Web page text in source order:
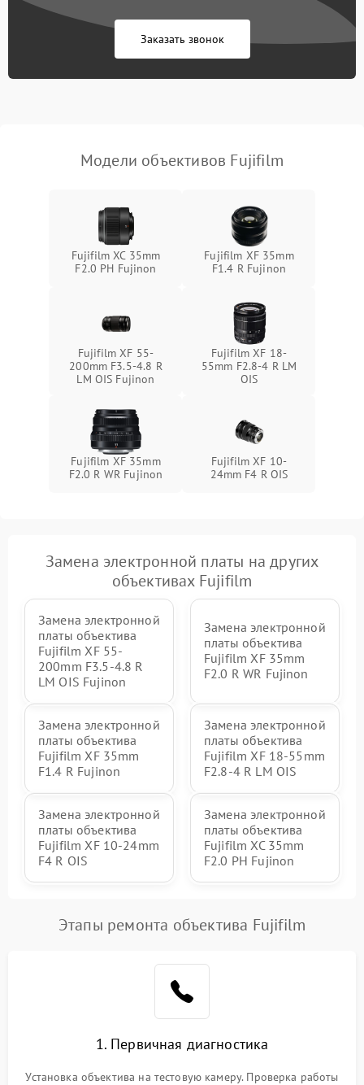
Заказать звонок
Модели объективов Fujifilm
Fujifilm XC 35mm
F2.0 PH Fujinon
Fujifilm XF 35mm
F1.4 R Fujinon
Fujifilm XF 55-
200mm F3.5-4.8 R
LM OIS Fujinon
Fujifilm XF 18-
55mm F2.8-4 R LM
OIS
Fujifilm XF 35mm
F2.0 R WR Fujinon
Fujifilm XF 10-
24mm F4 R OIS
Замена электронной платы на других
объективах Fujifilm
Замена электронной
платы объектива
Fujifilm XF 55-
200mm F3.5-4.8 R
LM OIS Fujinon
Замена электронной
платы объектива
Fujifilm XF 35mm
F2.0 R WR Fujinon
Замена электронной
платы объектива
Fujifilm XF 35mm
F1.4 R Fujinon
Замена электронной
платы объектива
Fujifilm XF 18-55mm
F2.8-4 R LM OIS
Замена электронной
платы объектива
Fujifilm XF 10-24mm
F4 R OIS
Замена электронной
платы объектива
Fujifilm XC 35mm
F2.0 PH Fujinon
Этапы ремонта объектива Fujifilm
1. Первичная диагностика
Установка объектива на тестовую камеру. Проверка работы